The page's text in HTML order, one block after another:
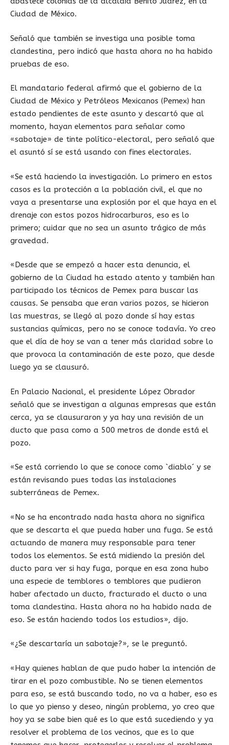
Ciudad de México.
Señaló que también se investiga una posible toma
clandestina, pero indicó que hasta ahora no ha habido
pruebas de eso.
El mandatario federal afirmó que el gobierno de la
Ciudad de México y Petróleos Mexicanos (Pemex) han
estado pendientes de este asunto y descartó que al
momento, hayan elementos para señalar como
«sabotaje» de tinte político-electoral, pero señaló que
el asuntó sí se está usando con fines electorales.
«Se está haciendo la investigación. Lo primero en estos
casos es la protección a la población civil, el que no
vaya a presentarse una explosión por el que haya en el
drenaje con estos pozos hidrocarburos, eso es lo
primero; cuidar que no sea un asunto trágico de más
gravedad.
«Desde que se empezó a hacer esta denuncia, el
gobierno de la Ciudad ha estado atento y también han
participado los técnicos de Pemex para buscar las
causas. Se pensaba que eran varios pozos, se hicieron
las muestras, se llegó al pozo donde sí hay estas
sustancias químicas, pero no se conoce todavía. Yo creo
que el día de hoy se van a tener más claridad sobre lo
que provoca la contaminación de este pozo, que desde
luego ya se clausuró.
En Palacio Nacional, el presidente López Obrador
señaló que se investigan a algunas empresas que están
cerca, ya se clausuraron y ya hay una revisión de un
ducto que pasa como a 500 metros de donde está el
pozo.
«Se está corriendo lo que se conoce como `diablo´ y se
están revisando pues todas las instalaciones
subterráneas de Pemex.
«No se ha encontrado nada hasta ahora no significa
que se descarta el que pueda haber una fuga. Se está
actuando de manera muy responsable para tener
todos los elementos. Se está midiendo la presión del
ducto para ver si hay fuga, porque en esa zona hubo
una especie de temblores o temblores que pudieron
haber afectado un ducto, fracturado el ducto o una
toma clandestina. Hasta ahora no ha habido nada de
eso. Se están haciendo todos los estudios», dijo.
«¿Se descartaría un sabotaje?», se le preguntó.
«Hay quienes hablan de que pudo haber la intención de
tirar en el pozo combustible. No se tienen elementos
para eso, se está buscando todo, no va a haber, eso es
lo que yo pienso y deseo, ningún problema, yo creo que
hoy ya se sabe bien qué es lo que está sucediendo y ya
resolver el problema de los vecinos, que es lo que